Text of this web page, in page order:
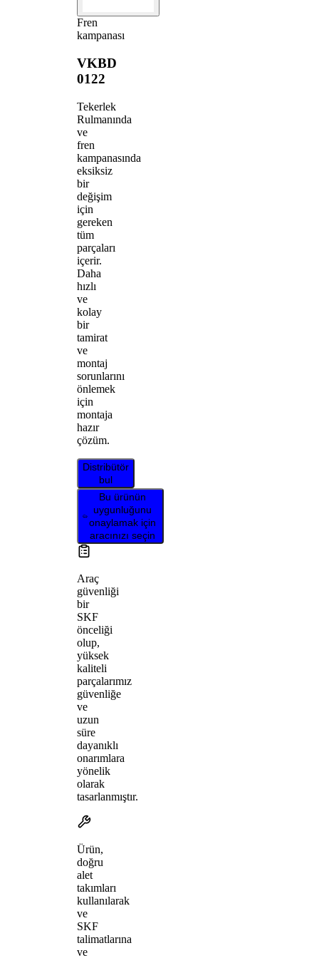
Fren
kampanası
VKBD
0122
Tekerlek
Rulmanında
ve
fren
kampanasında
eksiksiz
bir
değişim
için
gereken
tüm
parçaları
içerir.
Daha
hızlı
ve
kolay
bir
tamirat
ve
montaj
sorunlarını
önlemek
için
montaja
hazır
çözüm.
Distribütör
bul
Bu ürünün
uygunluğunu
onaylamak için
aracınızı seçin
Araç
güvenliği
bir
SKF
önceliği
olup,
yüksek
kaliteli
parçalarımız
güvenliğe
ve
uzun
süre
dayanıklı
onarımlara
yönelik
olarak
tasarlanmıştır.
Ürün,
doğru
alet
takımları
kullanılarak
ve
SKF
talimatlarına
ve